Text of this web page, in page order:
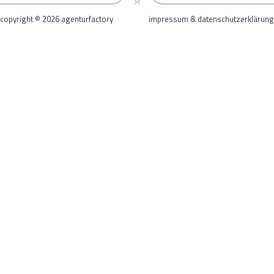
copyright © 2026 agenturfactory impressum & datenschutzerklärung